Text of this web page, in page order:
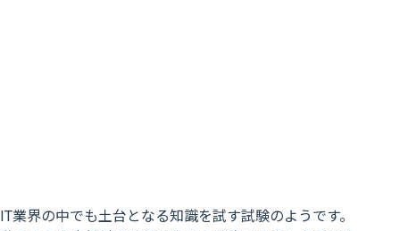
IT業界の中でも土台となる知識を試す試験のようです。